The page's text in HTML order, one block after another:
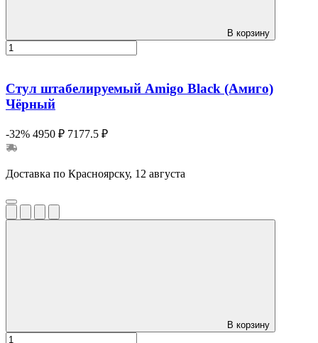
В корзину
Стул штабелируемый Amigo Black (Амиго)
Чёрный
-32% 4950 ₽ 7177.5 ₽
Доставка по Красноярску, 12 августа
В корзину